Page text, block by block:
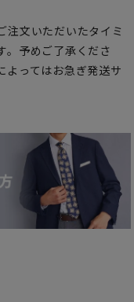
文いただいたタイミ
。予めご了承くださ
よってはお急ぎ発送サ